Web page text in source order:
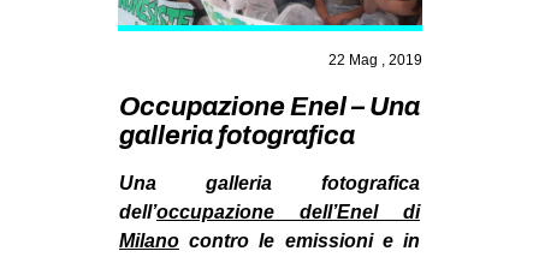
GAZA FREESTYLE
CSOA LAMBRETTA
MSM
STUDENTI TSUNAMI
ZAM
MILANO
22 Mag , 2019
Occupazione Enel – Una
galleria fotografica
Una galleria fotografica
dell’occupazione dell’Enel di
Milano contro le emissioni e in